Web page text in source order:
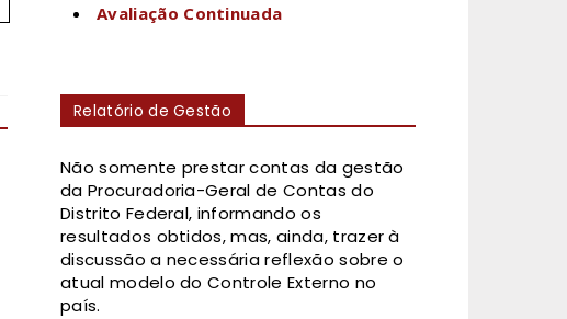
Avaliação Continuada
Relatório de Gestão
Não somente prestar contas da gestão
da Procuradoria-Geral de Contas do
Distrito Federal, informando os
resultados obtidos, mas, ainda, trazer à
discussão a necessária reflexão sobre o
atual modelo do Controle Externo no
país.